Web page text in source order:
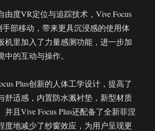
由度VR定位与追踪技术，Vive Focus
手部移动，带来更具沉浸感的使用体
机里加入了力量感测功能，进一步加
的互动与操作。
Plus创新的人体工学设计，提高了
舒适感，内置防水溅衬垫，新型材质
并且Vive Focus Plus还配备了全新菲涅
度地减少了纱窗效应，为用户呈现更